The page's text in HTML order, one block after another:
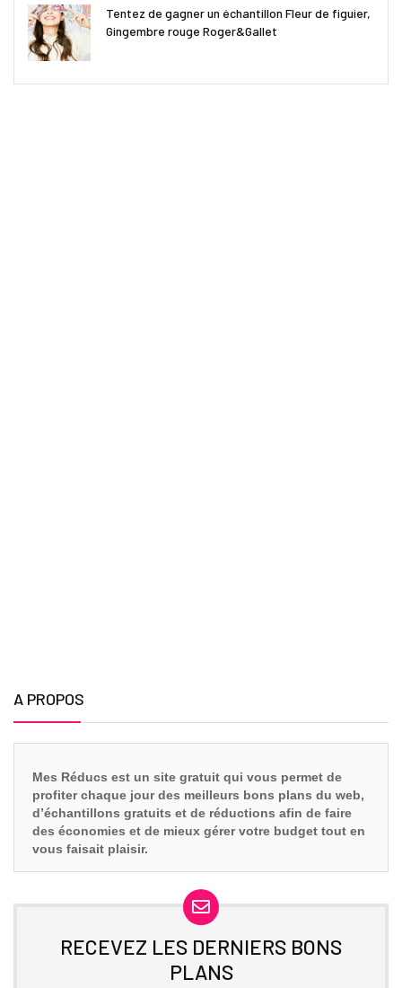
Tentez de gagner un échantillon Fleur de figuier,
Gingembre rouge Roger&Gallet
A PROPOS
Mes Réducs est un site gratuit qui vous permet de
profiter chaque jour des meilleurs bons plans du web,
d’échantillons gratuits et de réductions afin de faire
des économies et de mieux gérer votre budget tout en
vous faisait plaisir.
RECEVEZ LES DERNIERS BONS
PLANS